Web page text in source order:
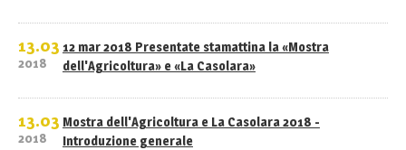
13.03
2018
12 mar 2018 Presentate stamattina la «Mostra
dell'Agricoltura» e «La Casolara»
13.03
2018
Mostra dell'Agricoltura e La Casolara 2018 -
Introduzione generale